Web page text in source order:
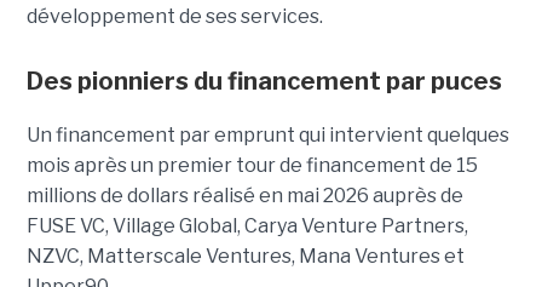
développement de ses services.
Des pionniers du financement par puces
Un financement par emprunt qui intervient quelques
mois après un premier tour de financement de 15
millions de dollars réalisé en mai 2026 auprès de
FUSE VC, Village Global, Carya Venture Partners,
NZVC, Matterscale Ventures, Mana Ventures et